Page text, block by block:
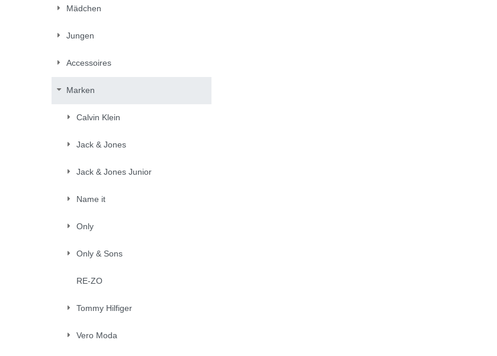
Mädchen
Jungen
Accessoires
Marken
Calvin Klein
Jack & Jones
Jack & Jones Junior
Name it
Only
Only & Sons
RE-ZO
Tommy Hilfiger
Vero Moda